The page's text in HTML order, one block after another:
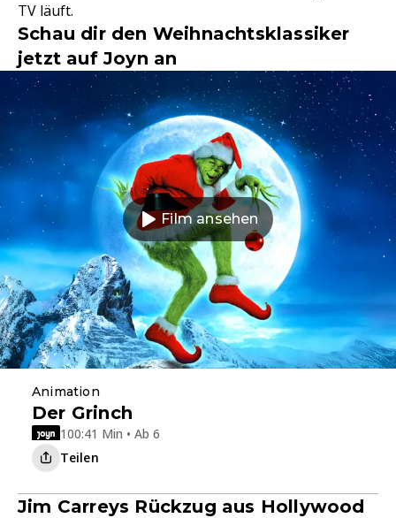
TV läuft.
Schau dir den Weihnachtsklassiker
jetzt auf Joyn an
Film ansehen
Animation
Der Grinch
100:41 Min • Ab 6
Teilen
Jim Carreys Rückzug aus Hollywood